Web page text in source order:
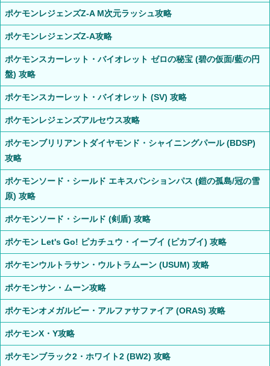
ポケモンレジェンズZ-A M次元ラッシュ攻略
ポケモンレジェンズZ-A攻略
ポケモンスカーレット・バイオレット ゼロの秘宝 (碧の仮面/藍の円
盤) 攻略
ポケモンスカーレット・バイオレット (SV) 攻略
ポケモンレジェンズアルセウス攻略
ポケモンブリリアントダイヤモンド・シャイニングパール (BDSP)
攻略
ポケモンソード・シールド エキスパンションパス (鎧の孤島/冠の雪
原) 攻略
ポケモンソード・シールド (剣盾) 攻略
ポケモン Let's Go! ピカチュウ・イーブイ (ピカブイ) 攻略
ポケモンウルトラサン・ウルトラムーン (USUM) 攻略
ポケモンサン・ムーン攻略
ポケモンオメガルビー・アルファサファイア (ORAS) 攻略
ポケモンX・Y攻略
ポケモンブラック2・ホワイト2 (BW2) 攻略